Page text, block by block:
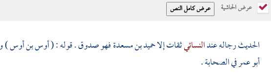
عرض الحاشية
الحديث رجاله عندالنسائيثقات إلاحميد بن مسعدةفهو صدوق . قوله: ( أوس بن أوس )
أبو عمرفي الصحابة .